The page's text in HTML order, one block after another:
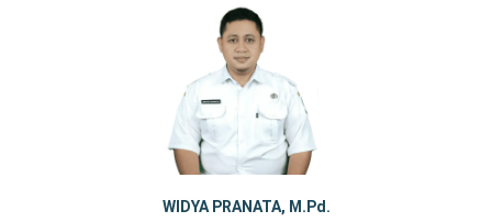
WIDYA PRANATA, M.Pd.